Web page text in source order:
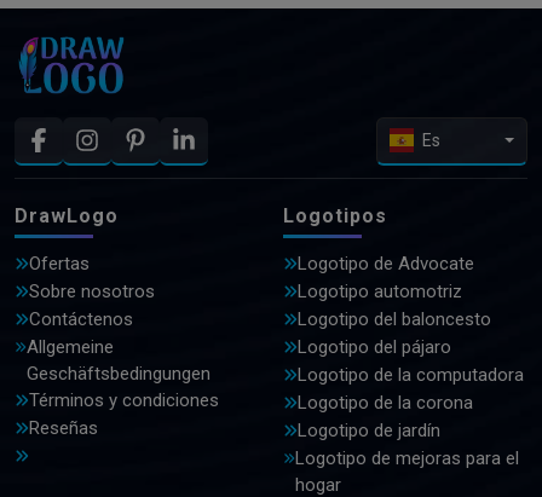
Es
DrawLogo
Ofertas
Sobre nosotros
Contáctenos
Allgemeine
Geschäftsbedingungen
Términos y condiciones
Reseñas
Logotipos
Logotipo de Advocate
Logotipo automotriz
Logotipo del baloncesto
Logotipo del pájaro
Logotipo de la computadora
Logotipo de la corona
Logotipo de jardín
Logotipo de mejoras para el
hogar